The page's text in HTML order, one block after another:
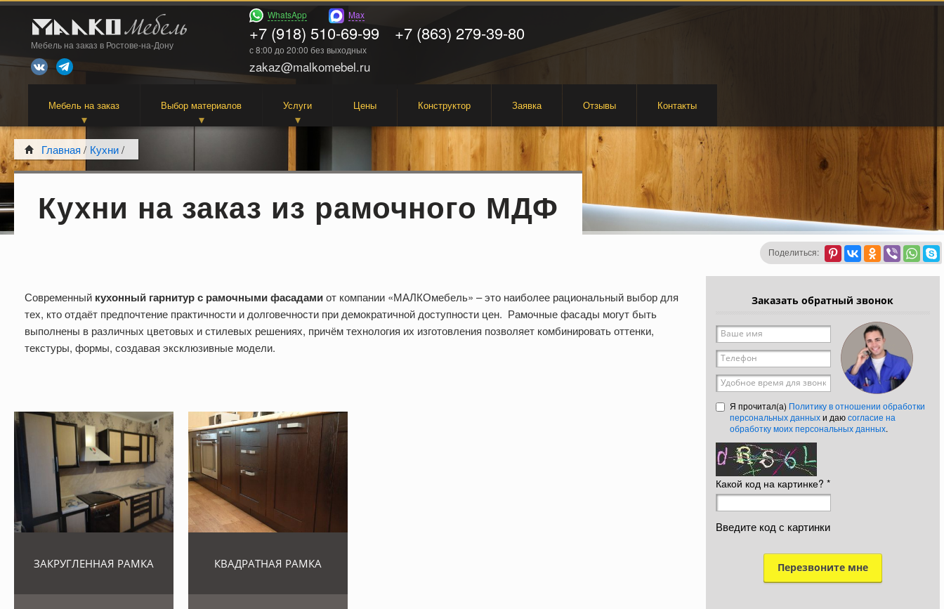
Мебель на заказ в Ростове-на-Дону
WhatsApp Max
+7 (918) 510-69-99 +7 (863) 279-39-80
с 8:00 до 20:00 без выходных
zakaz@malkomebel.ru
Мебель на заказ Выбор материалов Услуги Цены Конструктор Заявка Отзывы Контакты
Главная / Кухни/
Кухни на заказ из рамочного МДФ
Поделиться:
Современный кухонный гарнитур с рамочными фасадамиот компании «МАЛКОмебель» – это наиболее рациональный выбор для
тех, кто отдаёт предпочтение практичности и долговечности при демократичной доступности цен. Рамочные фасады могут быть
выполнены в различных цветовых и стилевых решениях, причём технология их изготовления позволяет комбинировать оттенки,
текстуры, формы, создавая эксклюзивные модели.
ЗАКРУГЛЕННАЯ РАМКА КВАДРАТНАЯ РАМКА
Заказать обратный звонок
Ваше имя*
Телефон*
Удобное время для звонка
Я прочитал(а) Политику в отношении обработки
персональных данныхи даюсогласие на
обработку моих персональных данных.
Какой код на картинке? *
Введите код с картинки